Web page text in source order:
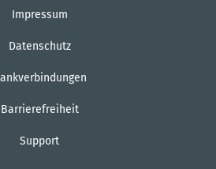
Impressum
Datenschutz
Barrierefreiheit
Support